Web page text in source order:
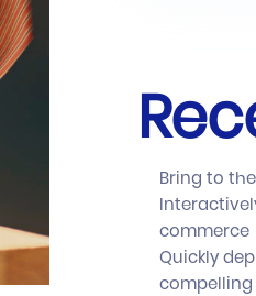
Bring to
commerce
Quickly
compelling